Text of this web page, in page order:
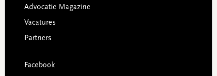
Advocatie Magazine
Vacatures
Partners
Facebook